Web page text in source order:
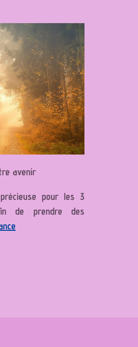
avenir
pour les 3
de prendre des